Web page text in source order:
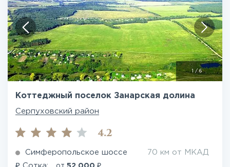
1 /6
Коттеджный поселок Занарская долина
Серпуховский район
4.2
Симферопольское шоссе 70 км от МКАД
₽